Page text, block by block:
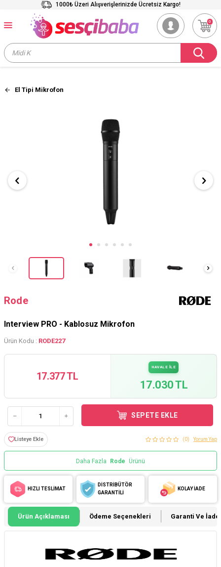
1000₺ Üzeri Alışverişlerinizde Ücretsiz Kargo!
0
El Tipi Mikrofon
Rode
Interview PRO - Kablosuz Mikrofon
Ürün Kodu : RODE227
17.377 TL
HAVALE İLE
17.030 TL
SEPETE EKLE
Listeye Ekle (0) Yorum Yap
Daha Fazla Rode Ürünü
HIZLI TESLİMAT
DİSTRİBÜTÖR
GARANTİLİ
KOLAY İADE
Ürün Açıklaması Ödeme Seçenekleri Garanti Ve İade